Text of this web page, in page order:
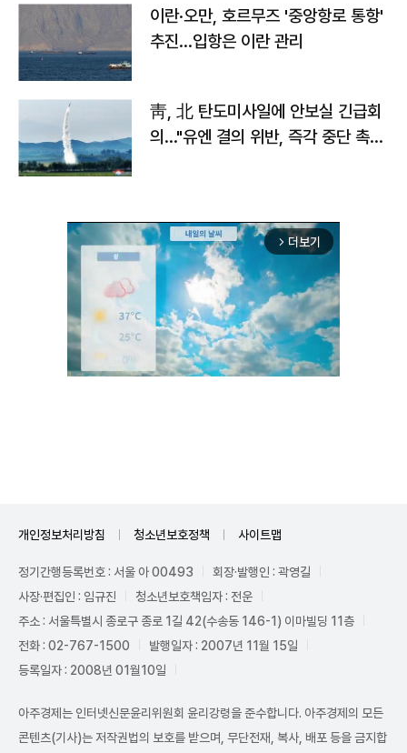
이란·오만, 호르무즈 '중앙항로 통항'
추진…입항은 이란 관리
靑, 北 탄도미사일에 안보실 긴급회
의…"유엔 결의 위반, 즉각 중단 촉
arrow_forward_ios 더보기
개인정보처리방침 청소년보호정책 사이트맵
정기간행등록번호 : 서울 아 00493
회장·발행인 : 곽영길
사장·편집인 : 임규진
청소년보호책임자 : 전운
주소 : 서울특별시 종로구 종로 1길 42(수송동 146-1) 이마빌딩 11층
전화 : 02-767-1500
발행일자 : 2007년 11월 15일
등록일자 : 2008년 01월10일
아주경제는 인터넷신문윤리위원회 윤리강령을 준수합니다. 아주경제의 모든
콘텐츠(기사)는 저작권법의 보호를 받으며, 무단전재, 복사, 배포 등을 금지합